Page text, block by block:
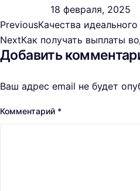
18 февраля, 2025
PreviousКачества
NextКак получать выплаты
Добавить
Ваш адрес email не будет
Комментарий *